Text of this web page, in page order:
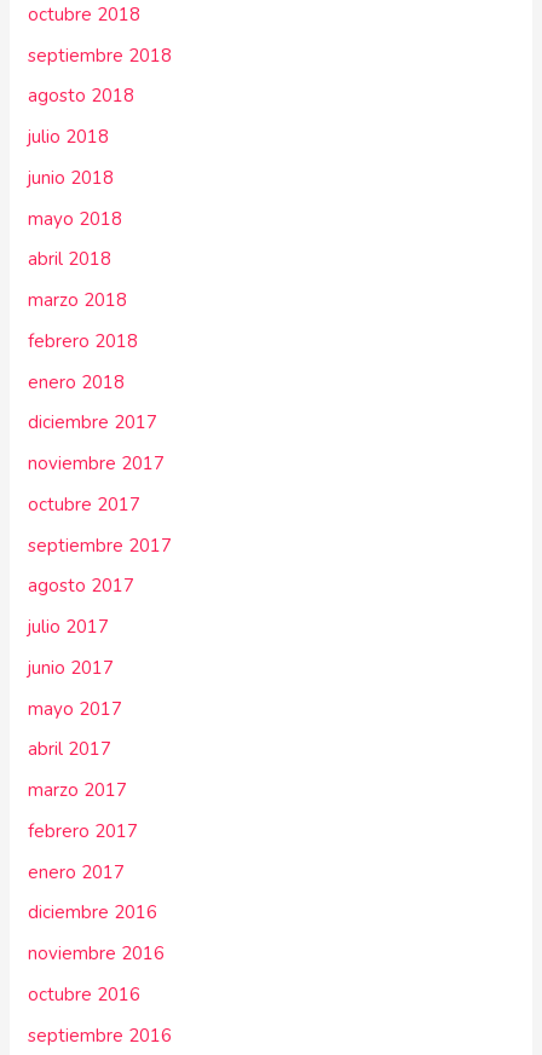
octubre 2018
septiembre 2018
agosto 2018
julio 2018
junio 2018
mayo 2018
abril 2018
marzo 2018
febrero 2018
enero 2018
diciembre 2017
noviembre 2017
octubre 2017
septiembre 2017
agosto 2017
julio 2017
junio 2017
mayo 2017
abril 2017
marzo 2017
febrero 2017
enero 2017
diciembre 2016
noviembre 2016
octubre 2016
septiembre 2016